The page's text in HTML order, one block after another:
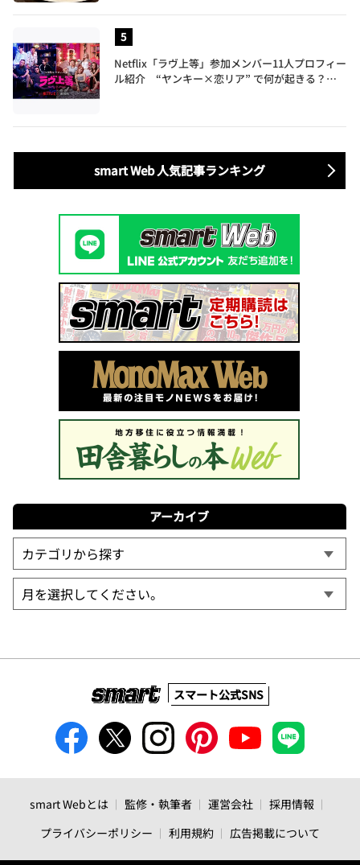
Netflix「ラヴ上等」参加メンバー11人プロフィー
ル紹介 “ヤンキー×恋リア” で何が起きる？地
smart Web 人気記事ランキング
アーカイブ
スマート公式SNS
smart Webとは 監修・執筆者 運営会社
採用情報
プライバシーポリシー
利用規約 広告掲載について